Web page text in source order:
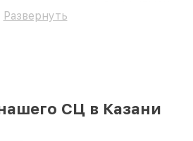
Развернуть
СЦ в Казани